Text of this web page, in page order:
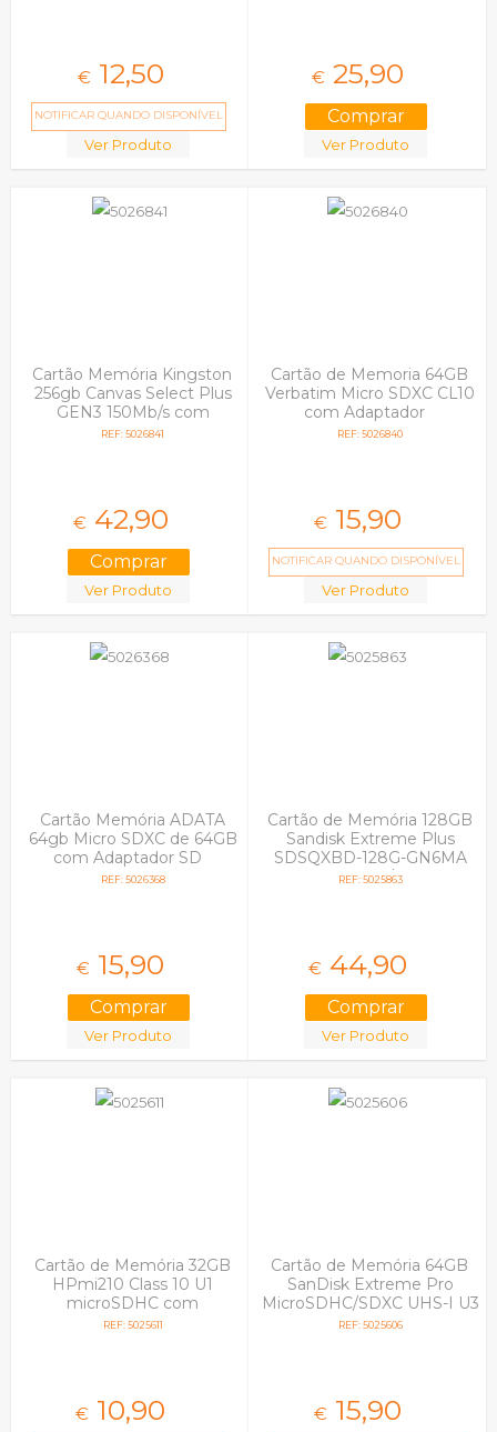
€ 12,50
NOTIFICAR QUANDO DISPONÍVEL
Ver Produto
€ 25,90
Ver Produto
Cartão Memória Kingston
256gb Canvas Select Plus
GEN3 150Mb/s com
Adaptador SD
REF: 5026841
€ 42,90
Ver Produto
Cartão de Memoria 64GB
Verbatim Micro SDXC CL10
com Adaptador
REF: 5026840
€ 15,90
NOTIFICAR QUANDO DISPONÍVEL
Ver Produto
Cartão Memória ADATA
64gb Micro SDXC de 64GB
com Adaptador SD
REF: 5026368
€ 15,90
Ver Produto
Cartão de Memória 128GB
Sandisk Extreme Plus
SDSQXBD-128G-GN6MA
200MB/s
REF: 5025863
€ 44,90
Ver Produto
Cartão de Memória 32GB
HPmi210 Class 10 U1
microSDHC com
Adaptador
REF: 5025611
€ 10,90
Cartão de Memória 64GB
SanDisk Extreme Pro
MicroSDHC/SDXC UHS-I U3
V30
REF: 5025606
€ 15,90